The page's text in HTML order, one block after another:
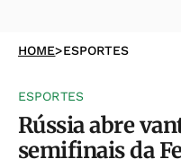
HOME>ESPORTES
ESPORTES
Rússia abre
semifinais da